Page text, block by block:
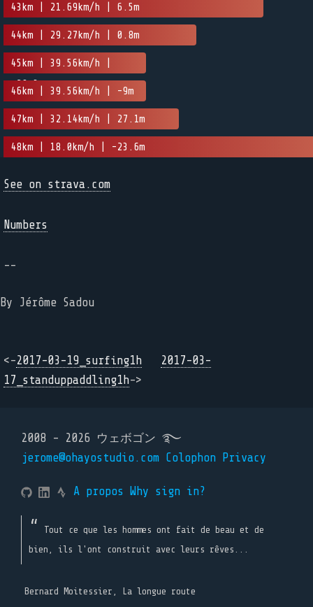
43km | 21.69km/h | 6.5m
44km | 29.27km/h | 0.8m
45km | 39.56km/h |
-29.3m
46km | 39.56km/h | -9m
47km | 32.14km/h | 27.1m
48km | 18.0km/h | -23.6m
See on strava.com
Numbers
--
By Jérôme Sadou
<-2017-03-19_surfing1h
2017-03-
17_standuppaddling1h->
2008 - 2026 ウェボゴン ࿐
jerome@ohayostudio.com Colophon Privacy
A propos Why sign in?
Tout ce que les hommes ont fait de beau et de
bien, ils l'ont construit avec leurs rêves...
Bernard Moitessier, La longue route